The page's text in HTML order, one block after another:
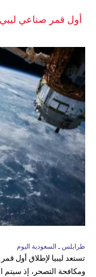
أول قمر صناعي ليبي
طرابلس ـ السعودية اليوم
تستعد ليبيا لإطلاق أول
ومكافحة التصحر، إذ سيتم